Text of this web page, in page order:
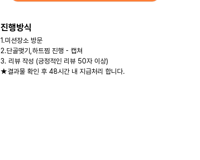
진행방식
1.미션장소 방문
2.단골맺기,하트찜 진행 - 캡쳐
3. 리뷰 작성 (긍정적인 리뷰 50자 이상)
★결과물 확인 후 48시간 내 지급처리 합니다.